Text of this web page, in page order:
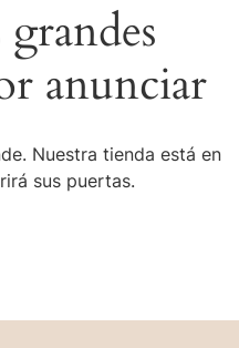
anunciar
Nuestra tienda está en
sus puertas.